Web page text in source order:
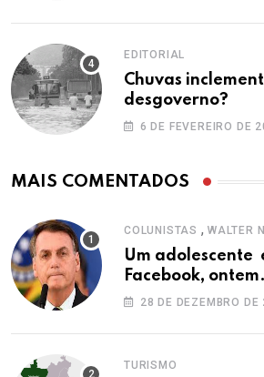
EDITORIAL
Chuvas
desgoverno?
6 DE FEVEREIRO DE
MAIS COMENTADOS
COLUNISTAS , WALTER
Um adolescente
Facebook,
28 DE DEZEMBRO DE
TURISMO